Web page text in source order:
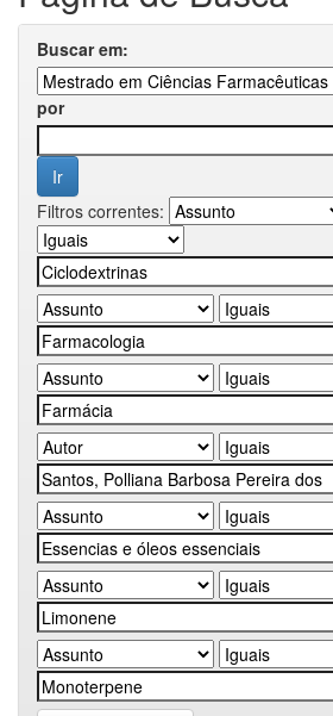
Buscar em:
por
Filtros correntes: